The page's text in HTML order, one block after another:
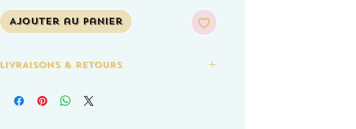
Ajouter au panier
LIVRAISONS & RETOURS
Les Livraison sont assurée dans le monde entier: